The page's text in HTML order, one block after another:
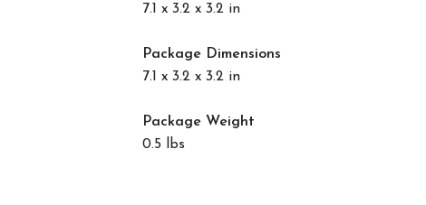
7.1 x 3.2 x 3.2 in
Package Dimensions
7.1 x 3.2 x 3.2 in
Package Weight
0.5 lbs